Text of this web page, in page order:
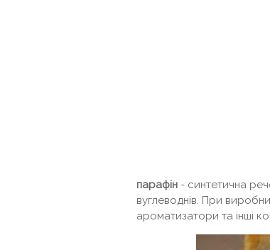
парафін - синтетична
вуглеводнів. При
ароматизатори та інші